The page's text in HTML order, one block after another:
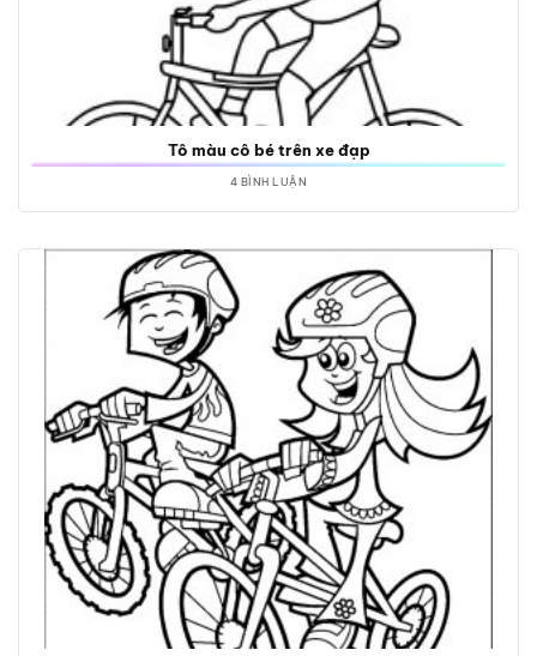
Tô màu cô bé trên xe đạp
4 BÌNH LUẬN